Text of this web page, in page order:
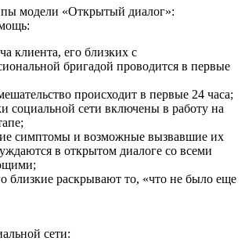
модели «Открытый диалог»:
клиента, его близких с
бригадой проводится в первые
происходит в первые 24 часа;
социальной сети включены в работу на
симптомы и возможные вызвавшие их
в открытом диалоге со всеми
близкие раскрывают то, «что не было еще
сети: